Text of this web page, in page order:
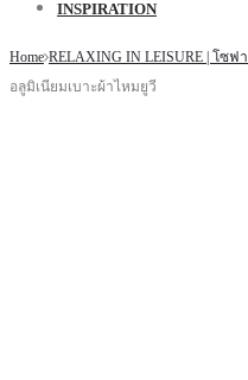
INSPIRATION
Home RELAXING IN LEISURE | โซฟา
อลูมิเนียมเบาะผ้าไหมยูวี